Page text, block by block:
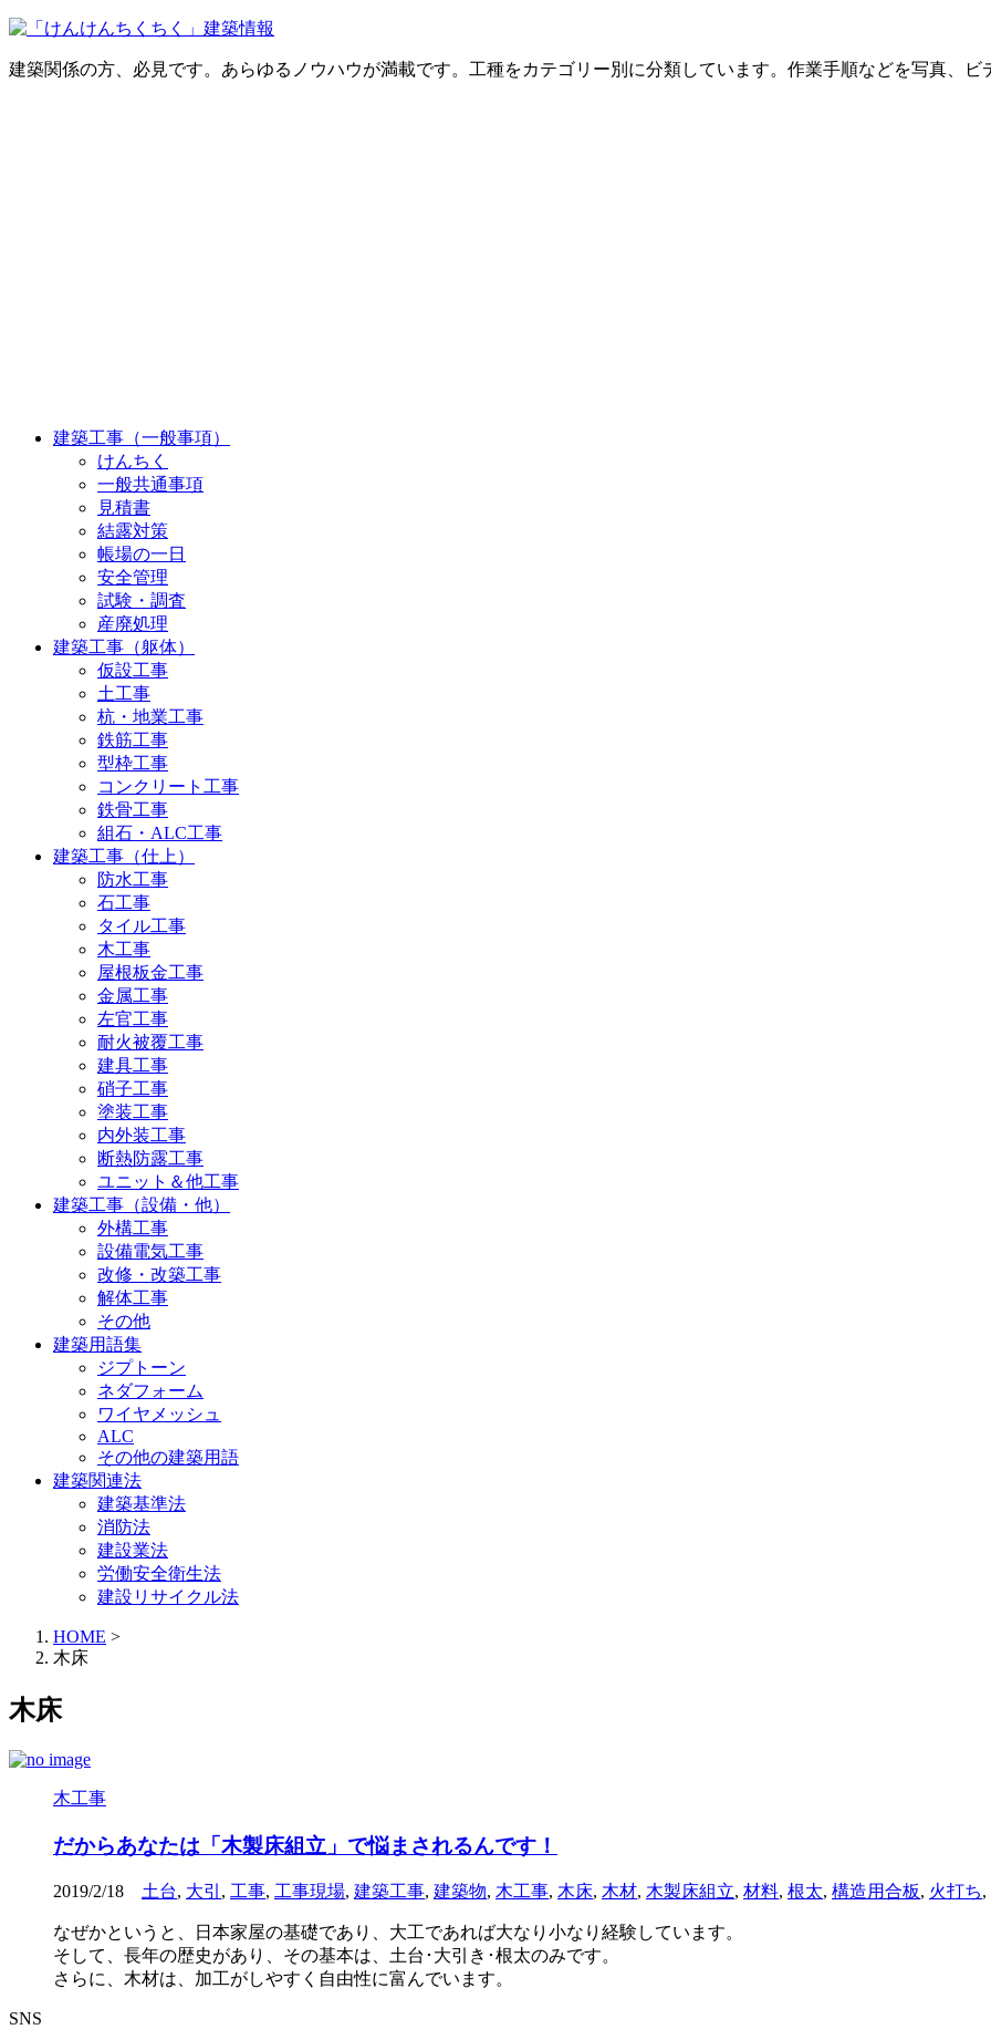
建築関係の方、必見です。あらゆるノウハウが満載です。工種をカテゴリー別に分類しています。作業手順などを写真、ビ
建築工事（一般事項）
けんちく
一般共通事項
見積書
結露対策
帳場の一日
安全管理
試験・調査
産廃処理
建築工事（躯体）
仮設工事
土工事
杭・地業工事
鉄筋工事
型枠工事
コンクリート工事
鉄骨工事
組石・ALC工事
建築工事（仕上）
防水工事
石工事
タイル工事
木工事
屋根板金工事
金属工事
左官工事
耐火被覆工事
建具工事
硝子工事
塗装工事
内外装工事
断熱防露工事
ユニット＆他工事
建築工事（設備・他）
外構工事
設備電気工事
改修・改築工事
解体工事
その他
建築用語集
ジプトーン
ネダフォーム
ワイヤメッシュ
ALC
その他の建築用語
建築関連法
建築基準法
消防法
建設業法
労働安全衛生法
建設リサイクル法
HOME >
木床
木床
木工事
だからあなたは「木製床組立」で悩まされるんです！
2019/2/18 土台, 大引 , 工事, 工事現場, 建築工事, 建築物, 木工事, 木床, 木材, 木製床組立, 材料, 根太, 構造用合板, 火打ち,
なぜかというと、日本家屋の基礎であり、大工であれば大なり小なり経験しています。
そして、長年の歴史があり、その基本は、土台･大引き･根太のみです。
さらに、木材は、加工がしやすく自由性に富んでいます。
SNS